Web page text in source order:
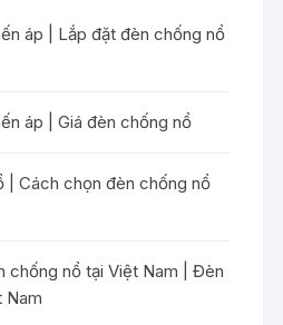
áp | Lắp đặt đèn chống nổ
áp | Giá đèn chống nổ
| Cách chọn đèn chống nổ
chống nổ tại Việt Nam | Đèn
Nam